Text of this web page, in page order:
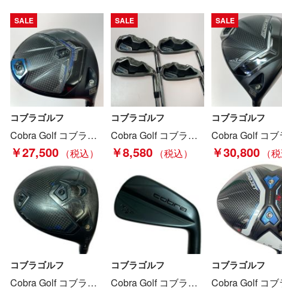
SALE
コブラゴルフ
Cobra Golf コブラゴルフ DS-ADAPT X 1W 10.5° ドライバー Speeder NX for Cobra S カバー付 Cランク
￥27,500
SALE
コブラゴルフ
Cobra Golf コブラゴルフ Baffler XL 7-9.P 4本 アイアンセット Cランク
￥8,580
SALE
コブラゴルフ
￥30,800
コブラゴルフ
Cobra Golf コブラゴルフ DARKSPEED X 1W 10.5° ドライバー TOUR AD GRAPHITE DESIGN S カバー付 Cランク
コブラゴルフ
Cobra Golf コブラゴルフ KING FORGED MB BLACK ＃7 34° アイアン Dynamic Gold EX S200 Bランク
コブラゴルフ